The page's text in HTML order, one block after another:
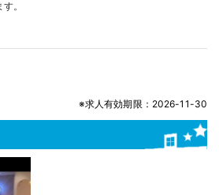
。
※求人有効期限：2026-11-30